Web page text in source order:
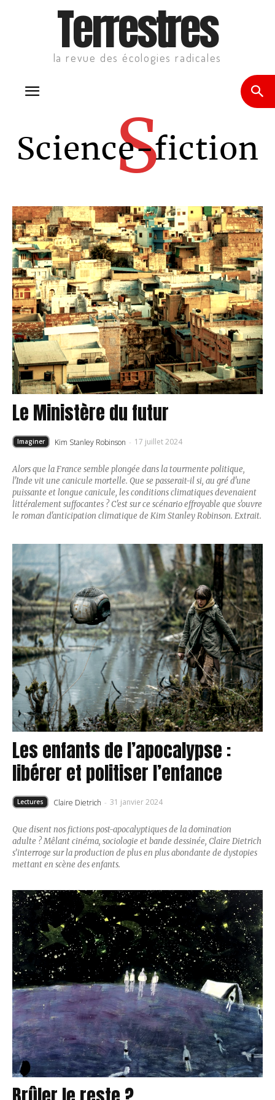
Terrestres
la revue des écologies radicales
Science-fiction
S
Le Ministère du futur
Imaginer Kim Stanley Robinson - 17 juillet 2024
Alors que la France semble plongée dans la tourmente politique,
l'Inde vit une canicule mortelle. Que se passerait-il si, au gré d'une
puissante et longue canicule, les conditions climatiques devenaient
littéralement suffocantes ? C'est sur ce scénario effroyable que s'ouvre
le roman d'anticipation climatique de Kim Stanley Robinson. Extrait.
Les enfants de l’apocalypse :
libérer et politiser l’enfance
Lectures Claire Dietrich - 31 janvier 2024
Que disent nos fictions post-apocalyptiques de la domination
adulte ? Mêlant cinéma, sociologie et bande dessinée, Claire Dietrich
s’interroge sur la production de plus en plus abondante de dystopies
mettant en scène des enfants.